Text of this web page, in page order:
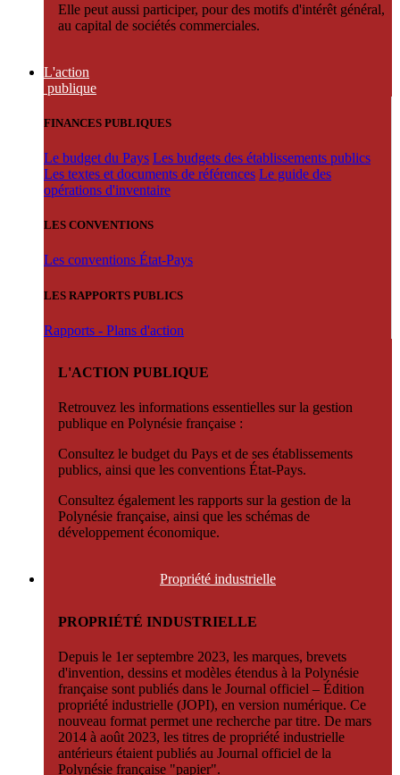
Elle peut aussi participer, pour des motifs d'intérêt général,
au capital de sociétés commerciales.
L'action
publique
FINANCES PUBLIQUES
Le budget du Pays Les budgets des établissements publics
Les textes et documents de références Le guide des
opérations d'inventaire
LES CONVENTIONS
Les conventions État-Pays
LES RAPPORTS PUBLICS
Rapports - Plans d'action
L'ACTION PUBLIQUE
Retrouvez les informations essentielles sur la gestion
publique en Polynésie française :
Consultez le budget du Pays et de ses établissements
publics, ainsi que les conventions État-Pays.
Consultez également les rapports sur la gestion de la
Polynésie française, ainsi que les schémas de
développement économique.
Propriété industrielle
PROPRIÉTÉ INDUSTRIELLE
Depuis le 1er septembre 2023, les marques, brevets
d'invention, dessins et modèles étendus à la Polynésie
française sont publiés dans le Journal officiel – Édition
propriété industrielle (JOPI), en version numérique. Ce
nouveau format permet une recherche par titre. De mars
2014 à août 2023, les titres de propriété industrielle
antérieurs étaient publiés au Journal officiel de la
Polynésie française "papier".